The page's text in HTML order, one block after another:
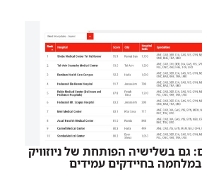
גם בשלישיה הפותחת של ניוזוויק
בחיידקים עמידים